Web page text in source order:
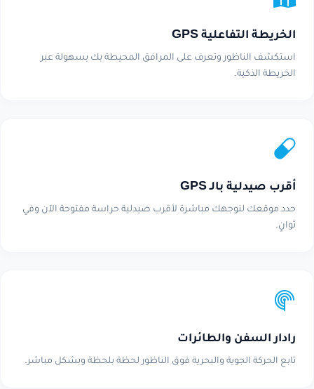
الخريطة التفاعلية GPS
استكشف الناظور وتعرف على المرافق المحيطة بك بسهولة عبر
الخريطة الذكية.
أقرب صيدلية بالـ GPS
حدد موقعك لنوجهك مباشرة لأقرب صيدلية حراسة مفتوحة الآن وفي
ثوانٍ.
رادار السفن والطائرات
تابع الحركة الجوية والبحرية فوق الناظور لحظة بلحظة وبشكل مباشر.